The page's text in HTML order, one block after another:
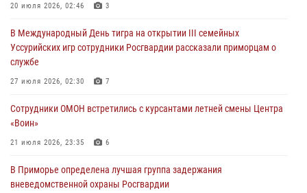
посвященном Дню Крещения Руси
28 июля 2026, 05:39 3
В Международный День тигра на открытии III семейных
службе
разрешительной работы Росгвардии напомнили гражданам, как
сдать оружие за вознаграждение
20 июля 2026, 02:46 3
В Международный День тигра на открытии III семейных
Уссурийских игр сотрудники Росгвардии рассказали приморцам о
службе
27 июля 2026, 02:30 7
Сотрудники ОМОН встретились с курсантами летней смены Центра
«Воин»
21 июля 2026, 23:35 6
В Приморье определена лучшая группа задержания
вневедомственной охраны Росгвардии